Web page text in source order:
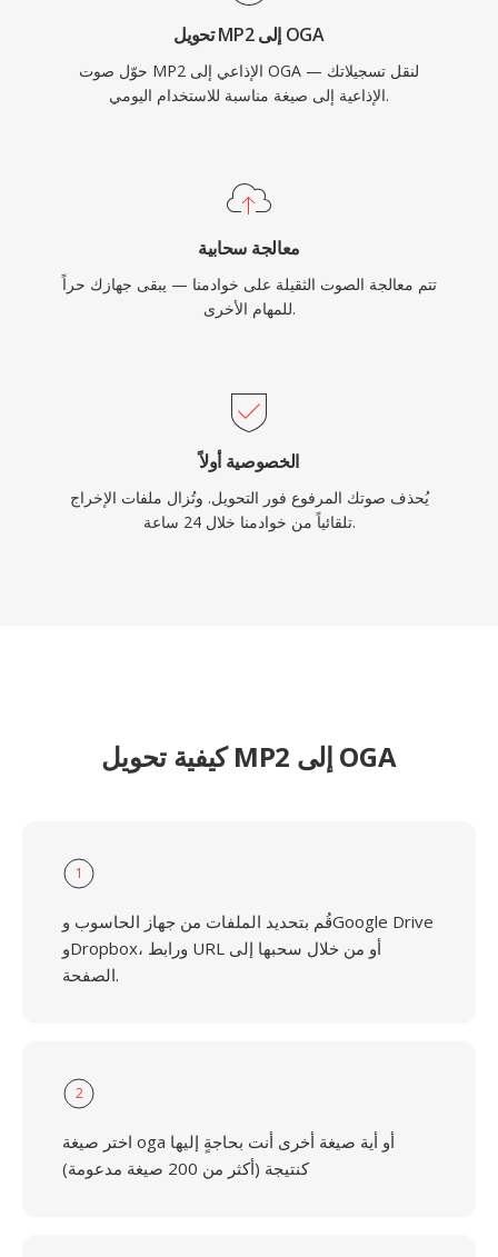
تحويل MP2 إلى OGA
حوّل صوت MP2 الإذاعي إلى OGA — لنقل تسجيلاتك
الإذاعية إلى صيغة مناسبة للاستخدام اليومي.
معالجة سحابية
تتم معالجة الصوت الثقيلة على خوادمنا — يبقى جهازك حراً
للمهام الأخرى.
الخصوصية أولاً
يُحذف صوتك المرفوع فور التحويل. وتُزال ملفات الإخراج
تلقائياً من خوادمنا خلال 24 ساعة.
كيفية تحويل MP2 إلى OGA
1
قُم بتحديد الملفات من جهاز الحاسوب وGoogle Drive
وDropbox، ورابط URL أو من خلال سحبها إلى
الصفحة.
2
اختر صيغة oga أو أية صيغة أخرى أنت بحاجةٍ إليها
كنتيجة (أكثر من 200 صيغة مدعومة)